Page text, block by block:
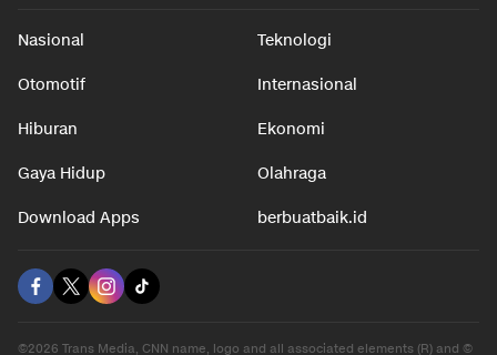
Nasional Teknologi
Otomotif Internasional
Hiburan Ekonomi
Gaya Hidup Olahraga
Download Apps berbuatbaik.id
©2026 Trans Media, CNN name, logo and all associated elements (R) and ©